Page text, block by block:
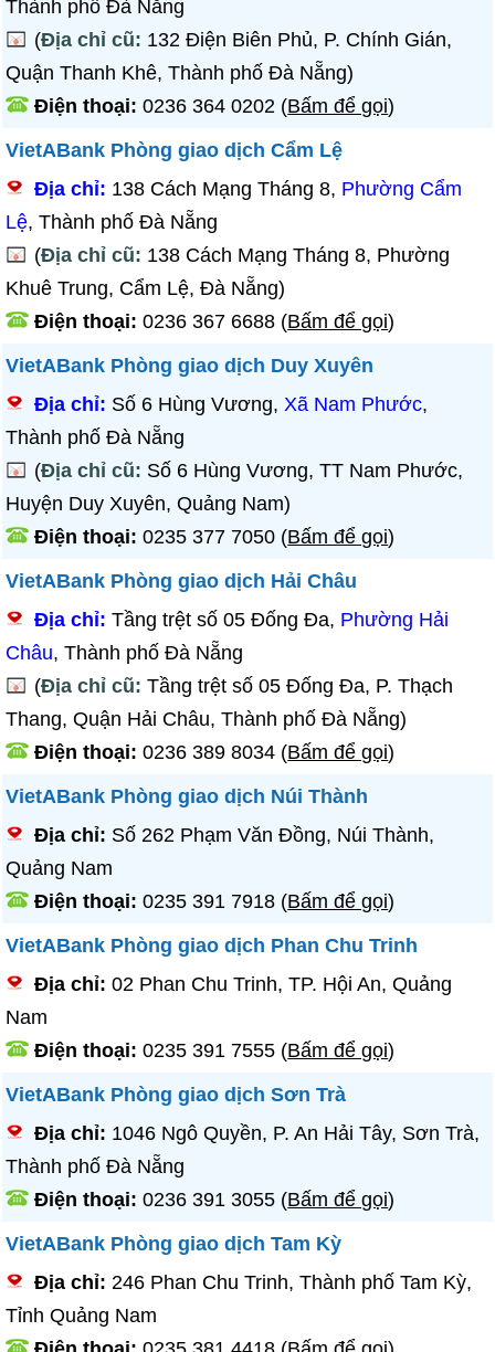
Thành phố Đà Nẵng
(Địa chỉ cũ: 132 Điện Biên Phủ, P. Chính Gián,
Quận Thanh Khê, Thành phố Đà Nẵng)
Điện thoại:0236 364 0202 (Bấm để gọi)
VietABank Phòng giao dịch Cẩm Lệ
Địa chỉ: 138 Cách Mạng Tháng 8, Phường Cẩm
Lệ, Thành phố Đà Nẵng
(Địa chỉ cũ: 138 Cách Mạng Tháng 8, Phường
Khuê Trung, Cẩm Lệ, Đà Nẵng)
Điện thoại:0236 367 6688 (Bấm để gọi)
VietABank Phòng giao dịch Duy Xuyên
Địa chỉ: Số 6 Hùng Vương,Xã Nam Phước,
Thành phố Đà Nẵng
(Địa chỉ cũ: Số 6 Hùng Vương, TT Nam Phước,
Huyện Duy Xuyên, Quảng Nam)
Điện thoại:0235 377 7050 (Bấm để gọi)
VietABank Phòng giao dịch Hải Châu
Địa chỉ:Tầng trệt số 05 Đống Đa, Phường Hải
Châu, Thành phố Đà Nẵng
(Địa chỉ cũ:Tầng trệt số 05 Đống Đa, P. Thạch
Thang, Quận Hải Châu, Thành phố Đà Nẵng)
Điện thoại:0236 389 8034 (Bấm để gọi)
VietABank Phòng giao dịch Núi Thành
Địa chỉ: Số 262 Phạm Văn Đồng, Núi Thành,
Quảng Nam
Điện thoại:0235 391 7918 (Bấm để gọi)
VietABank Phòng giao dịch Phan Chu Trinh
Địa chỉ:02 Phan Chu Trinh, TP. Hội An, Quảng
Nam
Điện thoại:0235 391 7555 (Bấm để gọi)
VietABank Phòng giao dịch Sơn Trà
Địa chỉ: 1046 Ngô Quyền, P. An Hải Tây, Sơn Trà,
Thành phố Đà Nẵng
Điện thoại:0236 391 3055 (Bấm để gọi)
VietABank Phòng giao dịch Tam Kỳ
Địa chỉ:246 Phan Chu Trinh, Thành phố Tam Kỳ,
Tỉnh Quảng Nam